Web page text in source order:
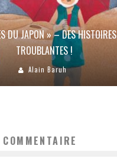
DU JAPON » – DES HISTOIRES
TROUBLANTES !
Alain Baruh